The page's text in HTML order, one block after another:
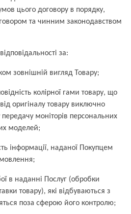
цього договору в порядку,
та чинним законодавством
за:
зовнішній вигляд Товару;
колірної гами товару, що
оригіналу товару виключно
передачу моніторів персональних
моделей;
інформації, наданої Покупцем
в наданні Послуг (обробки
товару), які відбуваються з
поза сферою його контролю;